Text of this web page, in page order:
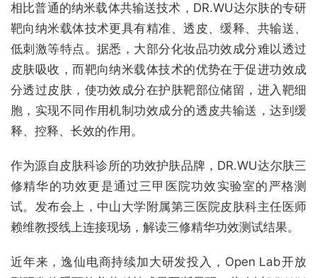
相比普通的纳米载体共输送技术，DR.WU达尔肤的专研
靶向纳米载体技术更具有精准、透皮、缓释、共输送、
低刺激等特点。据悉，大部分化妆品功效成分难以透过
皮肤吸收，而靶向纳米载体技术的优势在于促进功效成
分透过皮肤，使功效成分在护肤靶部位储留，进入靶细
胞，实现不同作用机制功效成分的透皮共输送，达到缓
释、控释、长效的作用。
作为源自皮肤科诊所的功效护肤品牌，DR.WU达尔肤三
修精华的功效更是通过三甲医院功效实验室的严格测
试。发布会上，中山大学附属第三医院皮肤科主任医师
赖维教授线上连接现场，解读三修精华功效测试结果。
近年来，逸仙电商持续加大研发投入，Open Lab开放